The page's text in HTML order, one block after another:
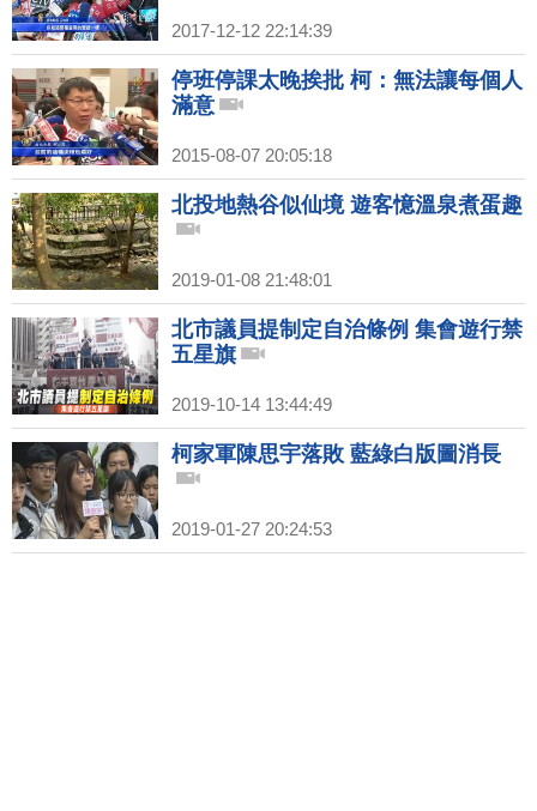
2017-12-12 22:14:39
停班停課太晚挨批 柯：無法讓每個人
滿意
2015-08-07 20:05:18
北投地熱谷似仙境 遊客憶溫泉煮蛋趣
2019-01-08 21:48:01
北市議員提制定自治條例 集會遊行禁
五星旗
2019-10-14 13:44:49
柯家軍陳思宇落敗 藍綠白版圖消長
2019-01-27 20:24:53